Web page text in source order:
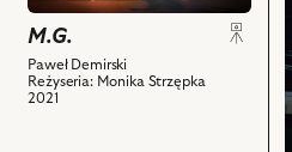
Marta
Nieradkiewicz
–
Kobiety
M.G.
Paweł Demirski
Reżyseria: Monika Strzępka
2021
i